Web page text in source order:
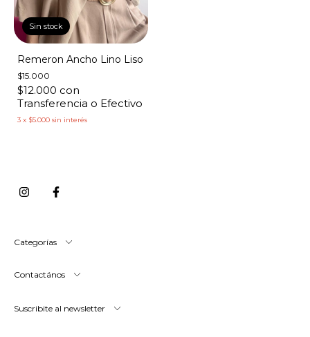
Sin stock
Remeron Ancho Lino Liso
$15.000
$12.000 con
Transferencia o Efectivo
3 x $5.000 sin interés
Categorías
Contactános
Suscribite al newsletter